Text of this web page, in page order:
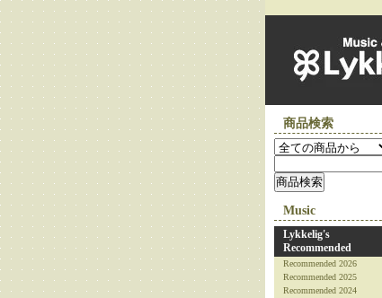
商品検索
Music
Lykkelig's
Recommended
Recommended 2026
Recommended 2025
Recommended 2024